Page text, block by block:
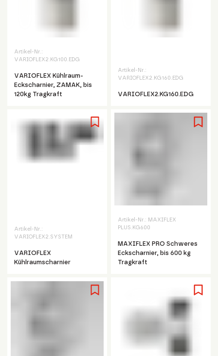
Artikel-Nr.:
VARIOFLEX2.KG100.EDG
VARIOFLEX Kühlraum-
Eckscharnier, ZAMAK, bis
120kg Tragkraft
Artikel-Nr.:
VARIOFLEX2.KG160.EDG
VARIOFLEX2.KG160.EDG
Artikel-Nr.:
VARIOFLEX2.SYSTEM
VARIOFLEX
Kühlraumscharnier
Artikel-Nr.: MAXIFLEX
PLUS.KG600
MAXIFLEX PRO Schweres
Eckscharnier, bis 600 kg
Tragkraft